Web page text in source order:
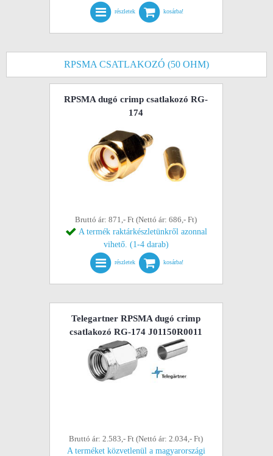
részletek kosárba!
RPSMA CSATLAKOZÓ (50 OHM)
RPSMA dugó crimp csatlakozó RG-
174
Bruttó ár: 871,- Ft (Nettó ár: 686,- Ft)
A termék raktárkészletünkről azonnal
vihető. (1-4 darab)
részletek kosárba!
Telegartner RPSMA dugó crimp
csatlakozó RG-174 J01150R0011
Bruttó ár: 2.583,- Ft (Nettó ár: 2.034,- Ft)
A terméket közvetlenül a magyarországi